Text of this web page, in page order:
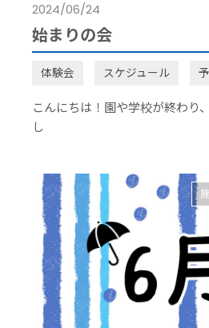
2024/06/24
始まりの会
体験会 スケジュール
こんにちは！園や学校が終わり
し